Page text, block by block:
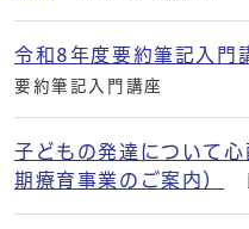
令和8年度要約筆記入門
要約筆記入門講座
子どもの発達について
期療育事業のご案内）